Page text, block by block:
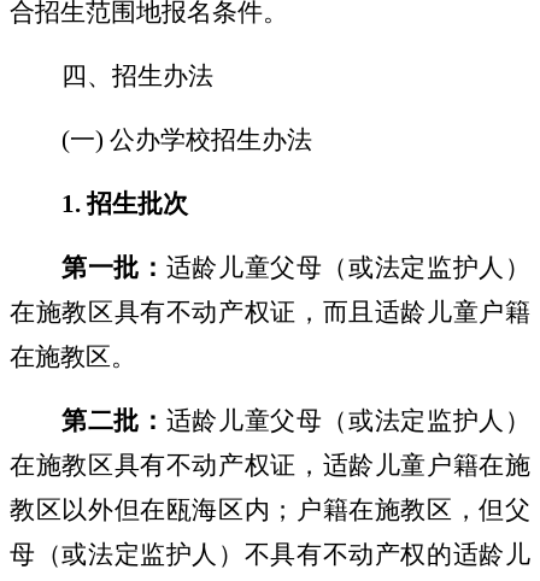
合招生范围地报名条件。
四、招生办法
(一) 公办学校招生办法
1.招生批次
第一批： 适龄儿童父母（或法定监护人）
在施教区具有不动产权证，而且适龄儿童户籍
在施教区。
第二批： 适龄儿童父母（或法定监护人）
在施教区具有不动产权证，适龄儿童户籍在施
教区以外但在瓯海区内；户籍在施教区，但父
母（或法定监护人）不具有不动产权的适龄儿